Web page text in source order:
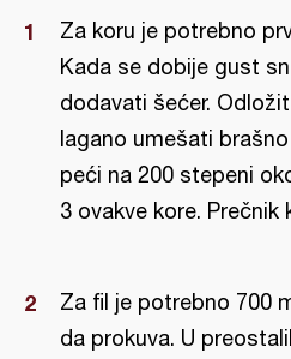
Za koru je potrebno
Kada se dobije gust
dodavati šećer.
lagano umešati
peći na 200 stepeni
3 ovakve kore. Prečnik
Za fil je potrebno 700
da prokuva. U